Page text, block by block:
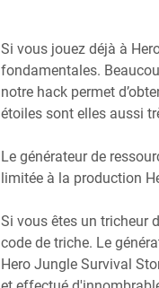
Si vous jouez déjà à
fondamentales.
notre hack permet
étoiles sont elles aussi
Le générateur de
limitée à la production
Si vous êtes un tricheur
code de triche. Le
Hero Jungle Survival